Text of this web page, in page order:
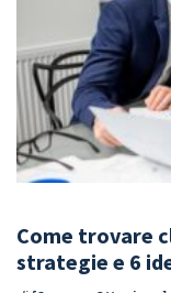
Come trovare
strategie e 6